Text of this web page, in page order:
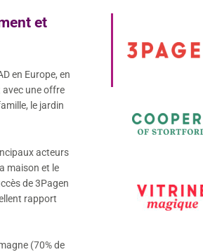
et
en Europe, en
avec une offre
le jardin
acteurs
maison et le
de 3Pagen
rapport
(70% de